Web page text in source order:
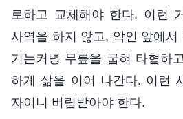
로하고 교체해야 한다. 이런
사역을 하지 않고, 악인 앞에
기는커녕 무릎을 굽혀 타협하
하게 삶을 이어 나간다. 이런
자이니 버림받아야 한다.